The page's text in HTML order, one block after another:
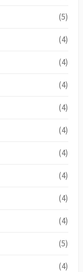
(5)
(4)
(4)
(4)
(4)
(4)
(4)
(4)
(4)
(4)
(5)
(4)